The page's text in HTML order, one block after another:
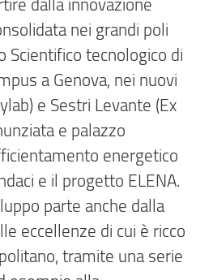
nei grandi poli
Scientifico tecnologico di
a Genova, nei nuovi
e Sestri Levante (Ex
e palazzo
energetico
e il progetto ELENA.
parte anche dalla
eccellenze di cui è ricco
tramite una serie